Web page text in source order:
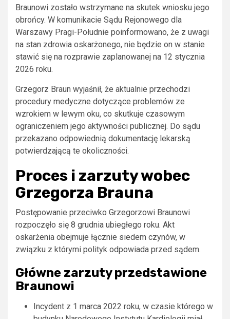
Braunowi zostało wstrzymane na skutek wniosku jego
obrońcy. W komunikacie Sądu Rejonowego dla
Warszawy Pragi-Południe poinformowano, że z uwagi
na stan zdrowia oskarżonego, nie będzie on w stanie
stawić się na rozprawie zaplanowanej na 12 stycznia
2026 roku.
Grzegorz Braun wyjaśnił, że aktualnie przechodzi
procedury medyczne dotyczące problemów ze
wzrokiem w lewym oku, co skutkuje czasowym
ograniczeniem jego aktywności publicznej. Do sądu
przekazano odpowiednią dokumentację lekarską
potwierdzającą te okoliczności.
Proces i zarzuty wobec
Grzegorza Brauna
Postępowanie przeciwko Grzegorzowi Braunowi
rozpoczęło się 8 grudnia ubiegłego roku. Akt
oskarżenia obejmuje łącznie siedem czynów, w
związku z którymi polityk odpowiada przed sądem.
Główne zarzuty przedstawione
Braunowi
Incydent z 1 marca 2022 roku, w czasie którego w